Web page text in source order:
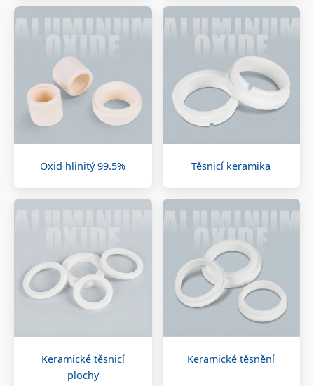
Oxid hlinitý 99.5% Těsnicí keramika
Keramické těsnicí
plochy
Keramické těsnění